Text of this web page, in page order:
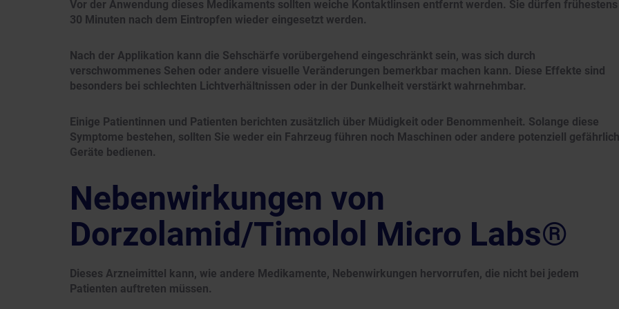
Vor der Anwendung dieses Medikaments sollten weiche Kontaktlinsen entfernt werden. Sie dürfen frühestens
30 Minuten nach dem Eintropfen wieder eingesetzt werden.
Nach der Applikation kann die Sehschärfe vorübergehend eingeschränkt sein, was sich durch
verschwommenes Sehen oder andere visuelle Veränderungen bemerkbar machen kann. Diese Effekte sind
besonders bei schlechten Lichtverhältnissen oder in der Dunkelheit verstärkt wahrnehmbar.
Einige Patientinnen und Patienten berichten zusätzlich über Müdigkeit oder Benommenheit. Solange diese
Symptome bestehen, sollten Sie weder ein Fahrzeug führen noch Maschinen oder andere potenziell
Geräte bedienen.
Nebenwirkungen von
Dorzolamid/Timolol Micro Labs®
Dieses Arzneimittel kann, wie andere Medikamente, Nebenwirkungen hervorrufen, die nicht bei jedem
Patienten auftreten müssen.